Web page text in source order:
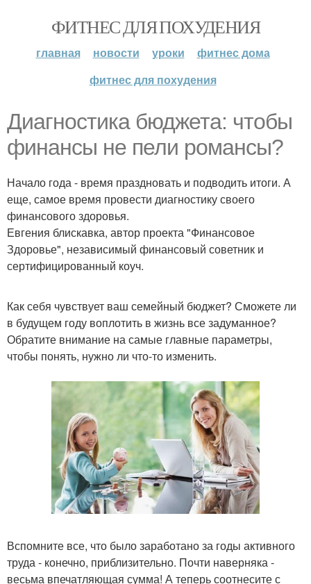
ФИТНЕС ДЛЯ ПОХУДЕНИЯ
главная новости уроки
фитнес дома
фитнес для похудения
Диагностика бюджета: чтобы
финансы не пели романсы?
Начало года - время праздновать и подводить итоги. А
еще, самое время провести диагностику своего
финансового здоровья.
Евгения блискавка, автор проекта "Финансовое
Здоровье", независимый финансовый советник и
сертифицированный коуч.
Как себя чувствует ваш семейный бюджет? Сможете ли
в будущем году воплотить в жизнь все задуманное?
Обратите внимание на самые главные параметры,
чтобы понять, нужно ли что-то изменить.
Вспомните все, что было заработано за годы активного
труда - конечно, приблизительно. Почти наверняка -
весьма впечатляющая сумма! А теперь соотнесите с